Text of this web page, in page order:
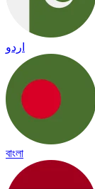
اردو
বাংলা